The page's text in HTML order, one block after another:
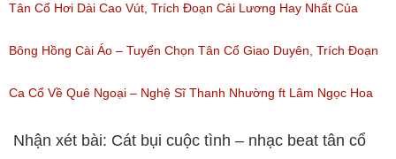
(Lượt nghe: 319)
Cải Lương Hay Nhất
(Lượt nghe: 216)
Tân Cổ Hơi Dài Cao Vút, Trích Đoạn Cải Lương Hay Nhất Của
Nhiều Nghệ Sĩ Hơi Dài Nghe Nhiều Nhất
(Lượt nghe: 208)
Bông Hồng Cài Áo – Tuyển Chọn Tân Cổ Giao Duyên, Trích Đoạn
Cải Lương Hay Dễ Nghe Mà Cũng Dễ Ngủ
(Lượt nghe: 234)
Ca Cổ Về Quê Ngoại – Nghệ Sĩ Thanh Nhường ft Lâm Ngọc Hoa
(Lượt nghe: 994)
Nhận xét bài: Cát bụi cuộc tình – nhạc beat tân cổ